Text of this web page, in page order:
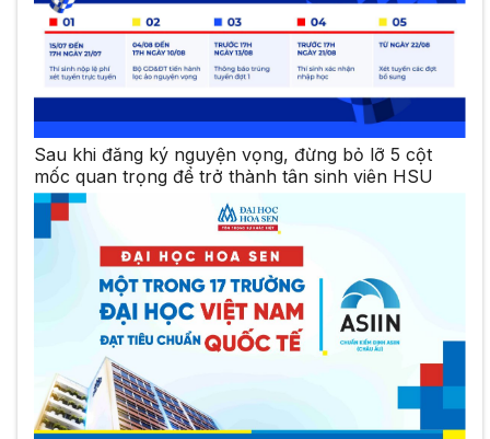
Sau khi đăng ký nguyện vọng, đừng bỏ lỡ 5 cột
mốc quan trọng để trở thành tân sinh viên HSU